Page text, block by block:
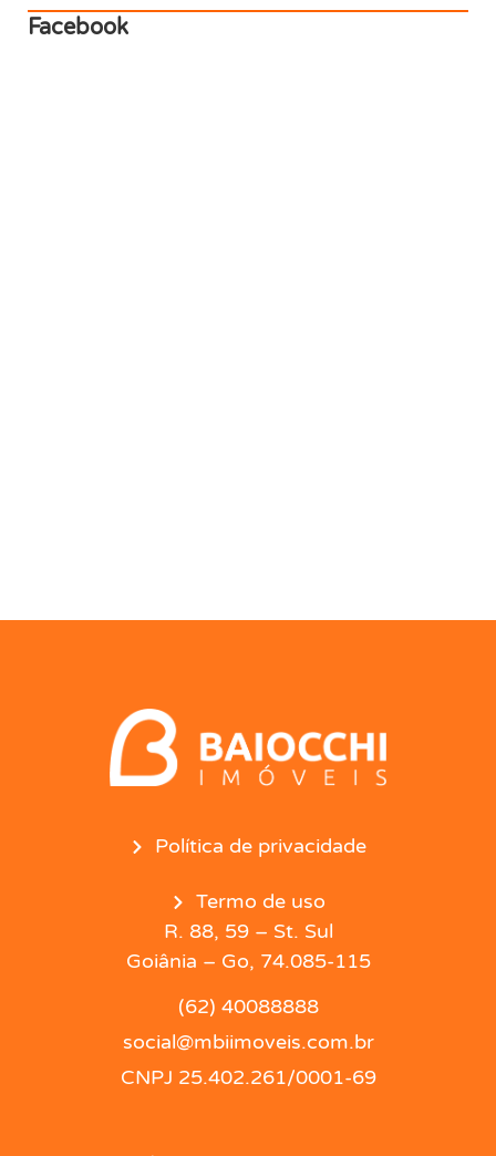
Facebook
Política de privacidade
Termo de uso
R. 88, 59 – St. Sul
Goiânia – Go, 74.085-115
(62) 40088888
social@mbiimoveis.com.br
CNPJ 25.402.261/0001-69